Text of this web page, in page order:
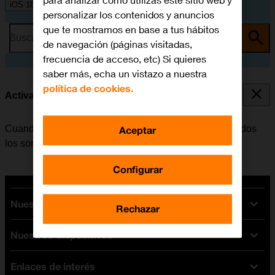
iOS 18
Busca por problema o tema
Activar o desactivar el modo silencioso
Cuando se activa el modo silencioso, se desactivan todos
los sonidos del móvil.
Nuestras tarifas
Tarifas Orange
Tarifas fibra y móvil
Nuestros dispositivos
Ofertas en móviles
Enlaces de interés
personalizar los contenidos y anuncios
que te mostramos en base a tus hábitos
de navegación (páginas visitadas,
frecuencia de acceso, etc) Si quieres
saber más, echa un vistazo a nuestra
política de cookies.
Configurar
Rechazar
Aceptar